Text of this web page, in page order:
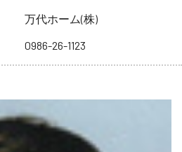
万代ホーム(株)
0986-26-1123